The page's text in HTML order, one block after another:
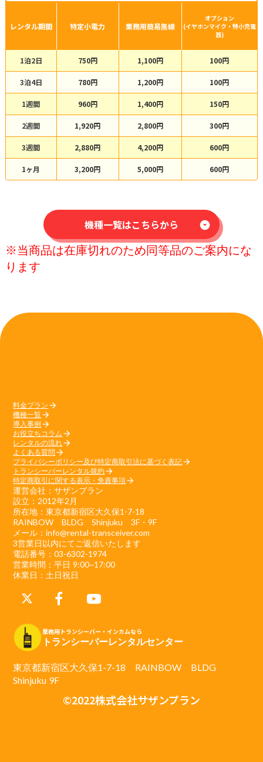
レンタル期間 特定小電力 業務用簡易無線
オプション
(イヤホンマイク・特小充電
器)
1泊2日 750円 1,100円 100円
3泊4日 780円 1,200円 100円
1週間 960円 1,400円 150円
2週間 1,920円 2,800円 300円
3週間 2,880円 4,200円 600円
1ヶ月 3,200円 5,000円 600円
機種一覧はこちらから arrow_drop_down_circle
※当商品は在庫切れのため同等品のご案内にな
ります
料金プラン arrow_forward
機種一覧arrow_forward
導入事例 arrow_forward
お役立ちコラム arrow_forward
レンタルの流れarrow_forward
よくある質問 arrow_forward
プライバシーポリシー及び特定商取引法に基づく表記arrow_forward
トランシーバーレンタル規約arrow_forward
特定商取引に関する表示・免責事項arrow_forward
運営会社：サザンプラン
設立：2012年2月
所在地：東京都新宿区大久保1-7-18
RAINBOW BLDG Shinjuku 3F・9F
メール：info@rental-transceiver.com
3営業日以内にてご返信いたします
電話番号：03-6302-1974
営業時間：平日 9:00~17:00
休業日：土日祝日
業務用トランシーバー・インカムなら
トランシーバーレンタルセンター
東京都新宿区大久保1-7-18 RAINBOW BLDG
Shinjuku 9F
©2022株式会社サザンプラン